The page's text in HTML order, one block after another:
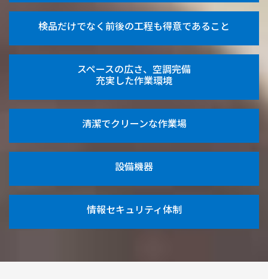
検品だけでなく前後の工程も得意であること
スペースの広さ、空調完備
充実した作業環境
清潔でクリーンな作業場
設備機器
情報セキュリティ体制